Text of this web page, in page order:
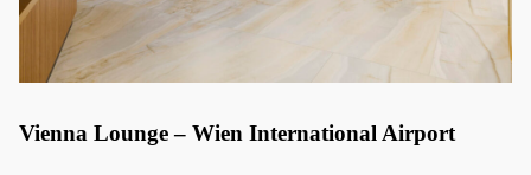
Vienna Lounge – Wien International Airport